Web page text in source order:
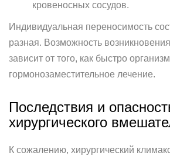
кровеносных сосудов.
Индивидуальная переносимость
разная. Возможность
зависит от того, как быстро
гормонозаместительное лечение.
Последствия и
хирургического
К сожалению, хирургический